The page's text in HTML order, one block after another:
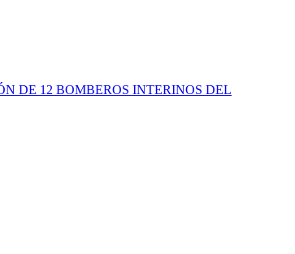
DE 12 BOMBEROS INTERINOS DEL